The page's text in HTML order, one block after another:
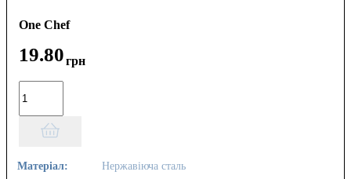
One Chef
19.80грн
Матеріал:
Нержавіюча сталь